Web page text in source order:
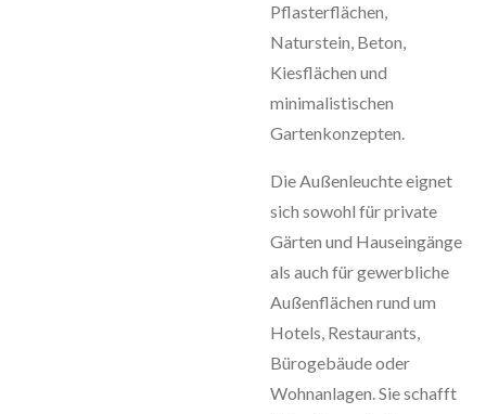
Pflasterflächen,
Naturstein, Beton,
Kiesflächen und
minimalistischen
Gartenkonzepten.
Die Außenleuchte eignet
sich sowohl für private
Gärten und Hauseingänge
als auch für gewerbliche
Außenflächen rund um
Hotels, Restaurants,
Bürogebäude oder
Wohnanlagen. Sie schafft